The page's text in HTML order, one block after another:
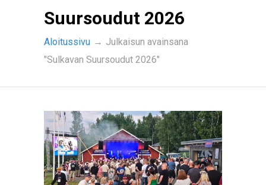
Suursoudut 2026
Aloitussivu → Julkaisun avainsana
"Sulkavan Suursoudut 2026"